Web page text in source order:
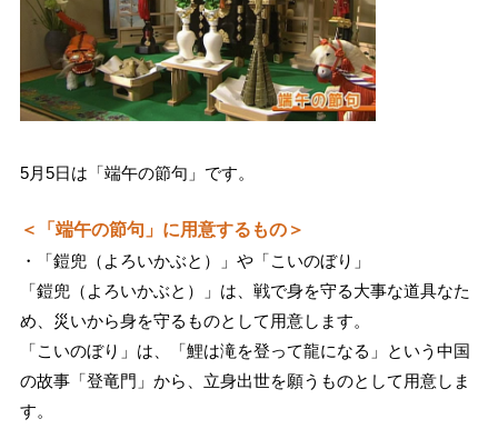
5月5日は「端午の節句」です。
＜「端午の節句」に用意するもの＞
・「鎧兜（よろいかぶと）」や「こいのぼり」
「鎧兜（よろいかぶと）」は、戦で身を守る大事な道具なた
め、災いから身を守るものとして用意します。
「こいのぼり」は、「鯉は滝を登って龍になる」という中国
の故事「登竜門」から、立身出世を願うものとして用意しま
す。